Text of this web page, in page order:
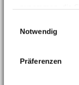
gesammelt haben.
Notwendig
Präferenzen
aufgehoben in
in Ruhe
Herrn Schött
und